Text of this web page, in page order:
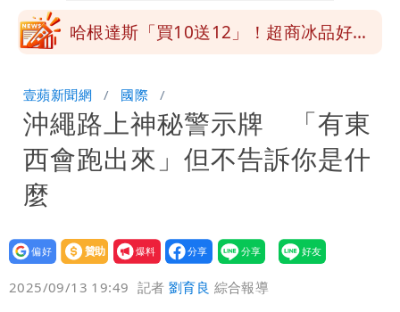
安說了
哈根達斯「買10送12」！超商冰品好康
入！杰威爾發聲明怒斥
比政府還有愛！台灣暖捐熊本「1物資」
日人讚爆：乾脆給台灣統治
這次真的不一樣？南亞科砸3466億拚先
任」
獨家｜蕭敬騰「渡邉」日料店慘遇惡房
東！漲租→續約前翻臉→存證信逼遷
苦茶癌油｜威加2老闆交保！採購、中間
壹蘋新聞網 國際
沖繩路上神秘警示牌 「有東
西會跑出來」但不告訴你是什
麼
設為
贊助
我要
爆料
2025/09/13 19:49 記者劉育良 綜合報導